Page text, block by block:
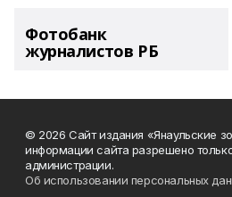
Фотобанк
журналистов РБ
© 2026 Сайт издания «Янаульские
информации сайта разрешено
администрации.
Об использовании персональных